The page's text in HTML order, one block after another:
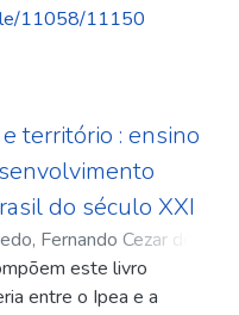
11058/11150
território : ensino
do século XXI
Fernando Cezar de
;Vieira, Danilo
Neto;Fernando
este livro
entre o Ipea e a